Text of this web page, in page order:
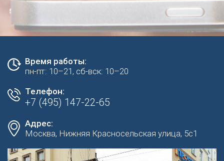
Время работы:
пн-пт: 10–21, сб-вск: 10–20
Телефон:
+7 (495) 147-22-65
Адрес:
Москва, Нижняя Красносельская улица, 5с1